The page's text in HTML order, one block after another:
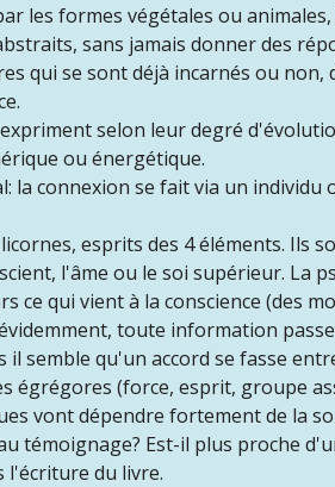
les formes végétales ou
sans jamais donner des
qui se sont déjà incarnés ou non,
selon leur degré
ou énergétique.
connexion se fait via un
esprits des 4 éléments. Ils
l'âme ou le soi supérieur. La
qui vient à la conscience (des
toute information
semble qu'un accord se fasse
égrégores (force, esprit, groupe
vont dépendre fortement de la
témoignage? Est-il plus proche
l'écriture du livre.